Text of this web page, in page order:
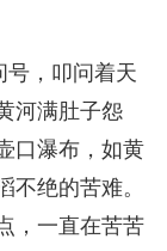
号，叩问着天
河满肚子怨
口瀑布，如黄
绝的苦难。
，一直在苦苦